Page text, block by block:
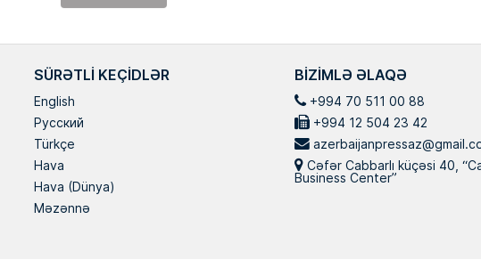
SÜRƏTLI KEÇIDLƏR
English
Русский
Türkçe
Hava
Hava (Dünya)
Məzənnə
BIZIMLƏ ƏLAQƏ
+994 70 511 00 88
+994 12 504 23 42
Cəfər Cabbarlı küçəsi 40,
Business Center”